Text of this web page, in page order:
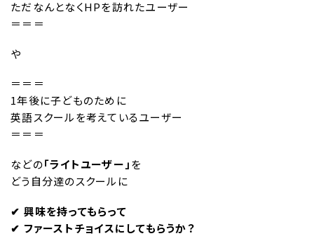
ただなんとなくHPを訪れたユーザー
＝＝＝
や
＝＝＝
1年後に子どものために
英語スクールを考えているユーザー
＝＝＝
などの「ライトユーザー」を
どう自分達のスクールに
✔︎ 興味を持ってもらって
✔︎ ファーストチョイスにしてもらうか？